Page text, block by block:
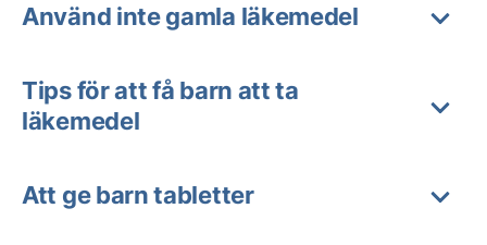
Använd inte gamla läkemedel
Tips för att få barn att ta
läkemedel
Att ge barn tabletter